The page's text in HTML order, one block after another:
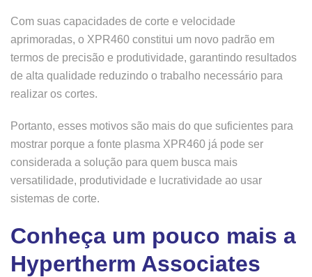
Com suas capacidades de corte e velocidade
aprimoradas, o XPR460 constitui um novo padrão em
termos de precisão e produtividade, garantindo resultados
de alta qualidade reduzindo o trabalho necessário para
realizar os cortes.
Portanto, esses motivos são mais do que suficientes para
mostrar porque a fonte plasma XPR460 já pode ser
considerada a solução para quem busca mais
versatilidade, produtividade e lucratividade ao usar
sistemas de corte.
Conheça um pouco mais a
Hypertherm Associates